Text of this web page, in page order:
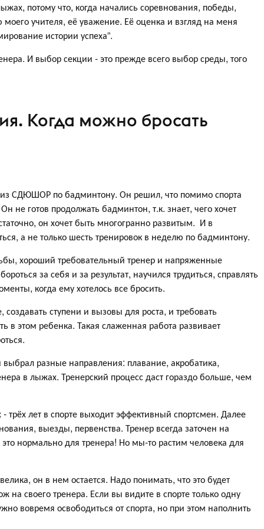
потому что, когда начались соревнования, победы,
учителя, её уважение. Её оценка и взгляд на меня
истории успеха”.
И выбор секции - это прежде всего выбор среды, того
Когда можно бросать
СДЮШОР по бадминтону. Он решил, что помимо спорта
не готов продолжать бадминтон, т.к. знает, чего хочет
он хочет быть многогранно развитым. И в
а не только шесть тренировок в неделю по бадминтону.
хороший требовательный тренер и напряженные
за себя и за результат, научился трудиться, справлять
когда ему хотелось все бросить.
ступени и вызовы для роста, и требовать
в этом ребенка. Такая слаженная работа развивает
разные направления: плавание, акробатика,
в лыжах. Тренерский процесс даст гораздо больше, чем
лет в спорте выходит эффективный спортсмен. Далее
выезды, первенства. Тренер всегда заточен на
нормально для тренера! Но мы-то растим человека для
он в нем остается. Надо понимать, что это будет
своего тренера. Если вы видите в спорте только одну
вовремя освободиться от спорта, но при этом наполнить